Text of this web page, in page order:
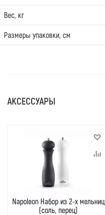
Вес, кг
Размеры упаковки, см
АКСЕССУАРЫ
Napoleon Набор из 2-х мельниц
(соль, перец)